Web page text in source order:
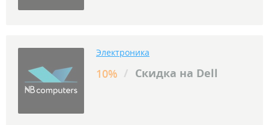
Электроника
10% / Скидка на Dell